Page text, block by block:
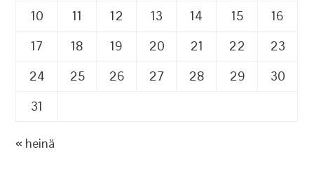
10
11 12 13 14 15
16
17
18 19 20 21 22
23
24
25 26 27 28 29
30
31
« heinä